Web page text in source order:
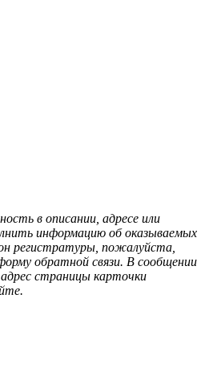
в описании, адресе или
информацию об оказываемых
регистратуры, пожалуйста,
обратной связи. В сообщении
страницы карточки